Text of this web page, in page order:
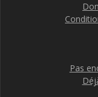
Pas